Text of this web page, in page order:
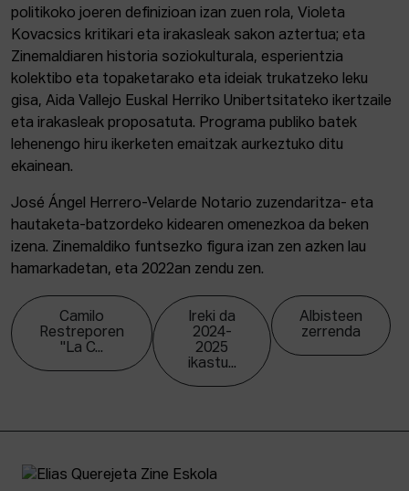
politikoko joeren definizioan izan zuen rola, Violeta
Kovacsics kritikari eta irakasleak sakon aztertua; eta
Zinemaldiaren historia soziokulturala, esperientzia
kolektibo eta topaketarako eta ideiak trukatzeko leku
gisa, Aida Vallejo Euskal Herriko Unibertsitateko ikertzaile
eta irakasleak proposatuta. Programa publiko batek
lehenengo hiru ikerketen emaitzak aurkeztuko ditu
ekainean.
José Ángel Herrero-Velarde Notario zuzendaritza- eta
hautaketa-batzordeko kidearen omenezkoa da beken
izena. Zinemaldiko funtsezko figura izan zen azken lau
hamarkadetan, eta 2022an zendu zen.
Camilo
Restreporen
"La C...
Ireki da
2024-
2025
ikastu...
Albisteen
zerrenda